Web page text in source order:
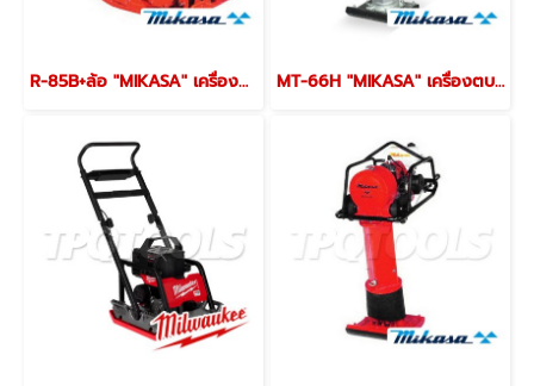
R-85B+ล้อ "MIKASA" เครื่องตบดินแบบเดินหน้า-ถอยหลัง มิกาซ่า ประเทศญี่ปุ่น MT-66H "MIKASA" เครื่องตบดินแบบกระโดด (4 จังหวะ) เครื่องกระทุ้งดินแบบกระโดด มิกาซ่า ประเทศญี่ปุ่น